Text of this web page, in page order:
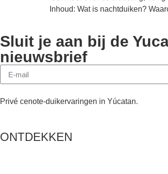
Inhoud: Wat is nachtduiken?
Sluit je aan bij de
nieuwsbrief
Privé cenote-duikervaringen in Yúcatan.
ONTDEKKEN